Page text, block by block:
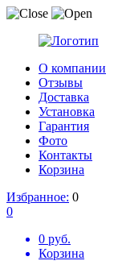
О компании
Отзывы
Доставка
Установка
Гарантия
Фото
Контакты
Корзина
Избранное: 0
0
0 руб.
Корзина